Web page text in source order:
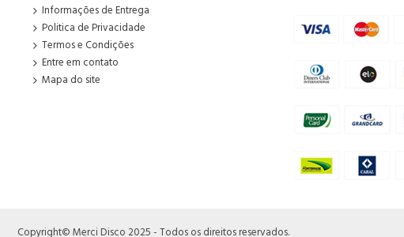
Informações de Entrega
Politica de Privacidade
Termos e Condições
Entre em contato
Mapa do site
Copyright© Merci Disco 2025 - Todos os direitos reservados.